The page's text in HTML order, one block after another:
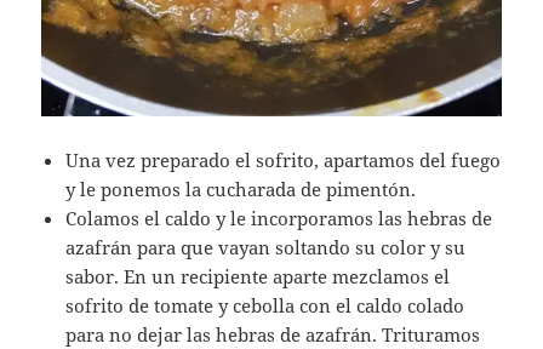
Una vez preparado el sofrito, apartamos del fuego
y le ponemos la cucharada de pimentón.
Colamos el caldo y le incorporamos las hebras de
azafrán para que vayan soltando su color y su
sabor. En un recipiente aparte mezclamos el
sofrito de tomate y cebolla con el caldo colado
para no dejar las hebras de azafrán. Trituramos